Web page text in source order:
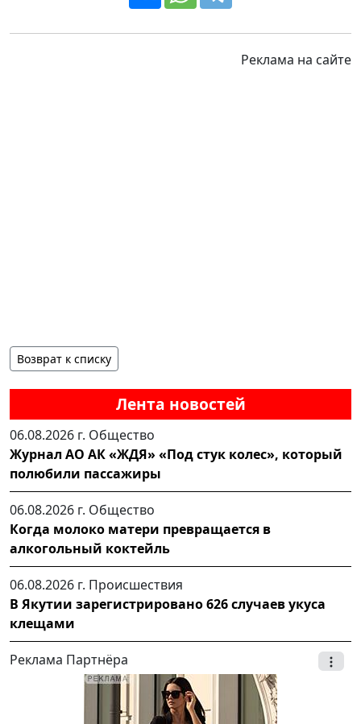
Лента новостей
06.08.2026 г. Общество
Журнал АО АК «ЖДЯ» «Под стук колес», который
полюбили пассажиры
06.08.2026 г. Общество
Когда молоко матери превращается в
алкогольный коктейль
06.08.2026 г. Происшествия
В Якутии зарегистрировано 626 случаев укуса
клещами
Реклама Партнёра
Реклама на сайте
Возврат к списку